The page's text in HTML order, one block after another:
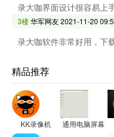
录大咖界面设计很容易上
3楼华军网友2021-11-20
录大咖软件非常好用，下
精品推荐
KK录像机 通用电脑屏幕监